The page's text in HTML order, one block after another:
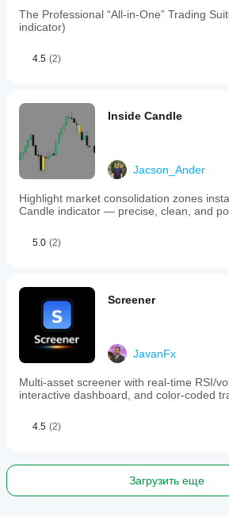
The Professional “All-in-One” Trading
indicator)
4.5 (2)
Inside Candle
Jacson_Ander
Highlight market consolidation zones
Candle indicator — precise, clean, and
5.0 (2)
Screener
JavanFx
Multi-asset screener with real-time RSI/
interactive dashboard, and color-coded
4.5 (2)
Загрузить еще